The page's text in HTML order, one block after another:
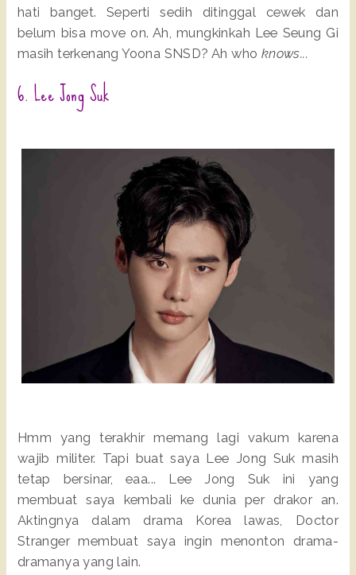
hati banget. Seperti sedih ditinggal cewek dan
belum bisa move on. Ah, mungkinkah Lee Seung Gi
masih terkenang Yoona SNSD? Ah who knows...
6. Lee Jong Suk
Hmm yang terakhir memang lagi vakum karena
wajib militer. Tapi buat saya Lee Jong Suk masih
tetap bersinar, eaa... Lee Jong Suk ini yang
membuat saya kembali ke dunia per drakor an.
Aktingnya dalam drama Korea lawas, Doctor
Stranger membuat saya ingin menonton drama-
dramanya yang lain.